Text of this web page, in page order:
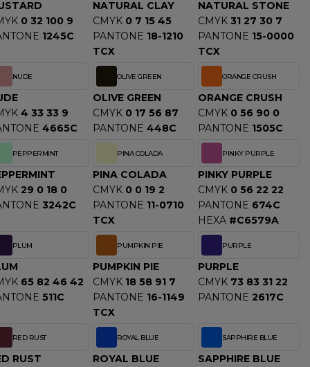
0 32 100 9
1245C
NATURAL CLAY
CMYK 0 7 15 45
PANTONE 18-1210
TCX
NATURAL STONE
CMYK 31 27 30 7
PANTONE 15-0000
TCX
NUDE
4 33 33 9
4665C
OLIVE GREEN
OLIVE GREEN
CMYK 0 17 56 87
PANTONE 448C
ORANGE CRUSH
ORANGE CRUSH
CMYK 0 56 90 0
PANTONE 1505C
PEPPERMINT
29 0 18 0
3242C
PINA COLADA
PINA COLADA
CMYK 0 0 19 2
PANTONE 11-0710
TCX
PINKY PURPLE
PINKY PURPLE
CMYK 0 56 22 22
PANTONE 674C
HEXA #C6579A
PLUM
65 82 46 42
511C
PUMPKIN PIE
PUMPKIN PIE
CMYK 18 58 91 7
PANTONE 16-1149
TCX
PURPLE
PURPLE
CMYK 73 83 31 22
PANTONE 2617C
RED RUST
RUST
ROYAL BLUE
ROYAL BLUE
SAPPHIRE BLUE
SAPPHIRE BLUE